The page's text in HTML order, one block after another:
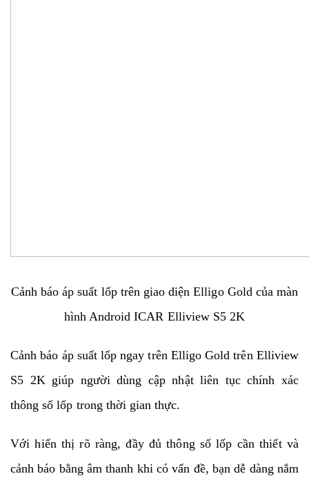
Cảnh báo áp suất lốp trên giao diện Elligo Gold của màn
hình Android ICAR Elliview S5 2K
Cảnh báo áp suất lốp ngay trên Elligo Gold trên Elliview
S5 2K giúp người dùng cập nhật liên tục chính xác
thông số lốp trong thời gian thực.
Với hiển thị rõ ràng, đầy đủ thông số lốp cần thiết và
cảnh báo bằng âm thanh khi có vấn đề, bạn dễ dàng nắm